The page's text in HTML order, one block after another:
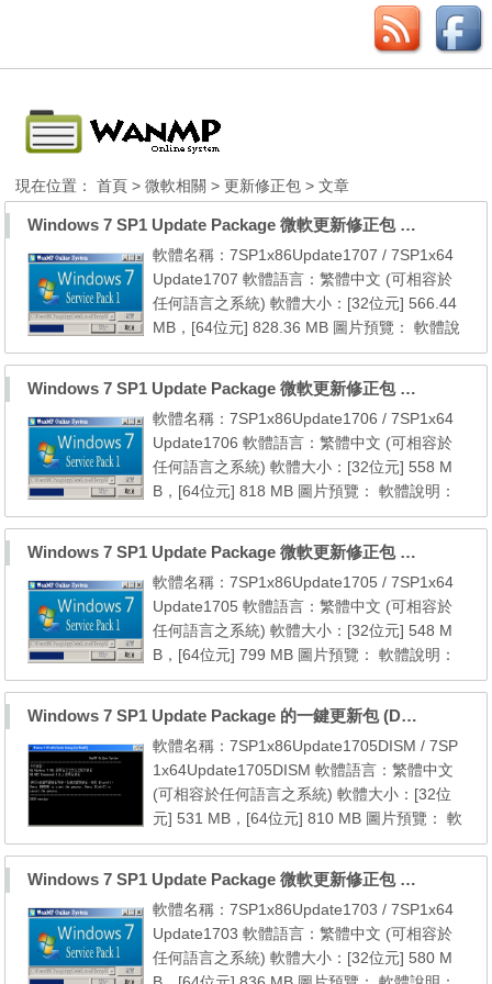
現在位置：首頁 >微軟相關 >更新修正包 > 文章
Windows 7 SP1 Update Package 微軟更新修正包 (2017.07月份)
軟體名稱：7SP1x86Update1707 / 7SP1x64
Update1707 軟體語言：繁體中文 (可相容於
任何語言之系統) 軟體大小：[32位元] 566.44
MB，[64位元] 828.36 MB 圖片預覽： 軟體說
明： 本更新包包含自 7 SP1 [32位元] 以後至2
017年07月份的所有微軟官方更新檔 本更新包
包含自 7 SP1 [64位元] 以後至2017年07月份
的所有微軟官方更新檔 系統需求： 1. Windo
ws 7 SP1 (x86/x64) 2. Windows Internet Exp
lorer 8 (內建...
Windows 7 SP1 Update Package 微軟更新修正包 (2017.06月份)
軟體名稱：7SP1x86Update1706 / 7SP1x64
Update1706 軟體語言：繁體中文 (可相容於
任何語言之系統) 軟體大小：[32位元] 558 M
B，[64位元] 818 MB 圖片預覽： 軟體說明：
本更新包包含自 7 SP1 [32位元] 以後至2017
年06月份的所有微軟官方更新檔 本更新包包
含自 7 SP1 [64位元] 以後至2017年06月份的
所有微軟官方更新檔 系統需求： 1. Windows
7 SP1 (x86/x64) 2. Windows Internet Explor
er 8 (內建於 Wind...
Windows 7 SP1 Update Package 微軟更新修正包 (2017.05月份)
軟體名稱：7SP1x86Update1705 / 7SP1x64
Update1705 軟體語言：繁體中文 (可相容於
任何語言之系統) 軟體大小：[32位元] 548 M
B，[64位元] 799 MB 圖片預覽： 軟體說明：
本更新包包含自 7 SP1 [32位元] 以後至2017
年05月份的所有微軟官方更新檔 本更新包包
含自 7 SP1 [64位元] 以後至2017年05月份的
所有微軟官方更新檔 系統需求： 1. Windows
7 SP1 (x86/x64) 2. Windows Internet Explor
er 8 (內建於 Wind...
Windows 7 SP1 Update Package 的一鍵更新包 (DISM) (至2017.05)
軟體名稱：7SP1x86Update1705DISM / 7SP
1x64Update1705DISM 軟體語言：繁體中文
(可相容於任何語言之系統) 軟體大小：[32位
元] 531 MB，[64位元] 810 MB 圖片預覽： 軟
體說明： 本更新包包含自 7 SP1 [32位元] 以
後至2017年05月份的所有微軟官方更新檔 本
更新包包含自 7 SP1 [64位元] 以後至2017年0
5月份的所有微軟官方更新檔 系統需求： 1. W
indows 7 SP1 (x86/x64) 2. NET Framework
3.5.1 (內建於 Wind...
Windows 7 SP1 Update Package 微軟更新修正包 (2017.03月份)
軟體名稱：7SP1x86Update1703 / 7SP1x64
Update1703 軟體語言：繁體中文 (可相容於
任何語言之系統) 軟體大小：[32位元] 580 M